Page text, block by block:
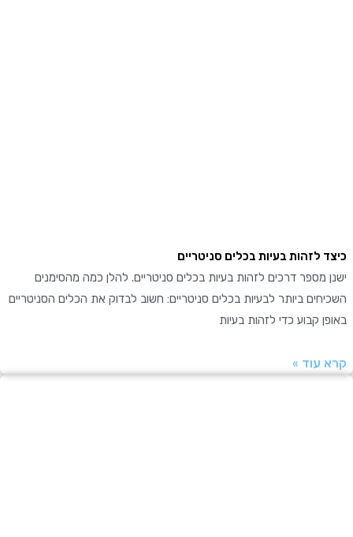
לזהות בעיות בכלים סניטריים
מספר דרכים לזהות בעיות בכלים סניטריים. להלן כמה מהסימנים
ביותר לבעיות בכלים סניטריים: חשוב לבדוק את הכלים הסניטריים
קבוע כדי לזהות בעיות
»